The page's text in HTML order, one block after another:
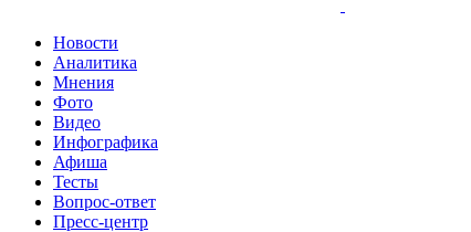
Новости
Аналитика
Мнения
Фото
Видео
Инфографика
Афиша
Тесты
Вопрос-ответ
Пресс-центр